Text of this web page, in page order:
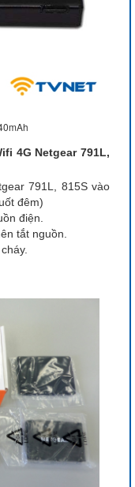
4G Netgear 791L,
791L, 815S vào
đêm)
điện.
tắt nguồn.